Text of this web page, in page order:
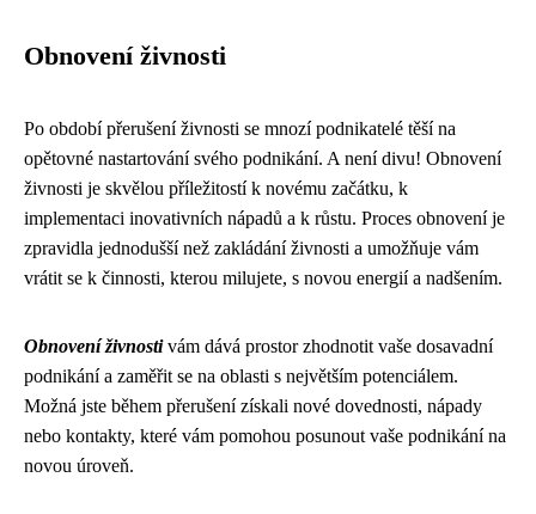
Obnovení živnosti
Po období přerušení živnosti se mnozí podnikatelé těší na
opětovné nastartování svého podnikání. A není divu! Obnovení
živnosti je skvělou příležitostí k novému začátku, k
implementaci inovativních nápadů a k růstu. Proces obnovení je
zpravidla jednodušší než zakládání živnosti a umožňuje vám
vrátit se k činnosti, kterou milujete, s novou energií a nadšením.
Obnovení živnostivám dává prostor zhodnotit vaše dosavadní
podnikání a zaměřit se na oblasti s největším potenciálem.
Možná jste během přerušení získali nové dovednosti, nápady
nebo kontakty, které vám pomohou posunout vaše podnikání na
novou úroveň.